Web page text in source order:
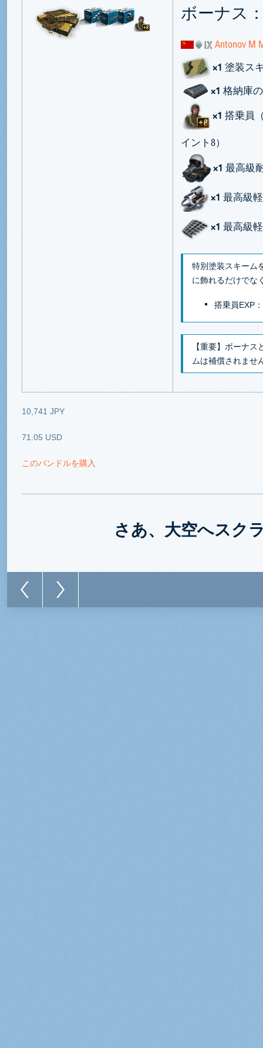
ボーナス
Antonov M
×1 塗装ス
×1 格納庫
×1 搭乗員
イント8）
×1 最高級
×1 最高級
×1 最高級
特別塗装スキーム
に飾れるだけでな
搭乗員EXP
【重要】ボーナ
ムは補償されませ
10,741 JPY
71.05 USD
このバンドルを購入
さあ、大空へスク